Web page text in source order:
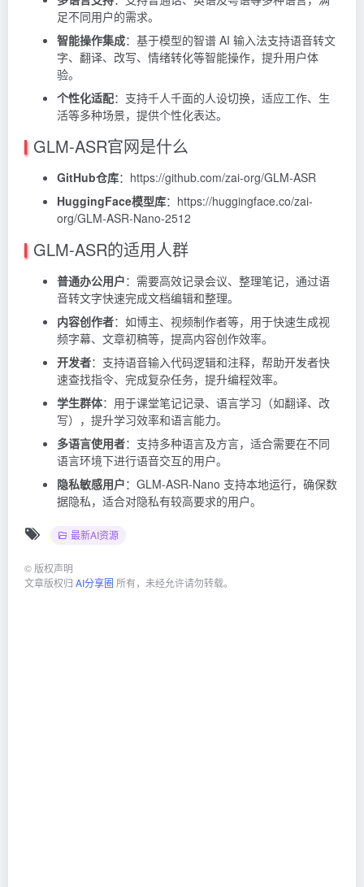
足不同用户的需求。
智能操作集成：基于模型的智谱 AI 输入法支持语音转文
字、翻译、改写、情绪转化等智能操作，提升用户体
验。
个性化适配：支持千人千面的人设切换，适应工作、生
活等多种场景，提供个性化表达。
GLM-ASR官网是什么
GitHub仓库：https://github.com/zai-org/GLM-ASR
HuggingFace模型库：https://huggingface.co/zai-
org/GLM-ASR-Nano-2512
GLM-ASR的适用人群
普通办公用户：需要高效记录会议、整理笔记，通过语
音转文字快速完成文档编辑和整理。
内容创作者：如博主、视频制作者等，用于快速生成视
频字幕、文章初稿等，提高内容创作效率。
开发者：支持语音输入代码逻辑和注释，帮助开发者快
速查找指令、完成复杂任务，提升编程效率。
学生群体：用于课堂笔记记录、语言学习（如翻译、改
写），提升学习效率和语言能力。
多语言使用者：支持多种语言及方言，适合需要在不同
语言环境下进行语音交互的用户。
隐私敏感用户：GLM-ASR-Nano 支持本地运行，确保数
据隐私，适合对隐私有较高要求的用户。
最新AI资源
© 版权声明
文章版权归 AI分享圈 所有，未经允许请勿转载。